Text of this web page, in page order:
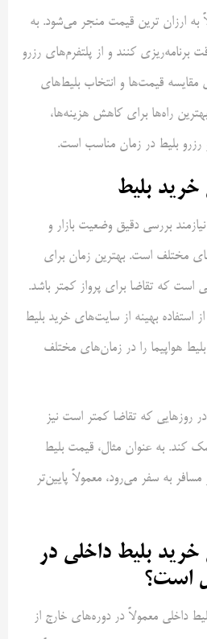
به ارزان ترین قیمت منجر می‌شود. به
برنامه‌ریزی کنند و از پلتفرم‌های رزرو
مقایسه قیمت‌ها و انتخاب بلیط‌های
راه‌ها برای کاهش هزینه‌ها،
رزرو بلیط در زمان مناسب است.
خرید بلیط
نیازمند بررسی دقیق وضعیت بازار و
مختلف است. بهترین زمان برای
است که تقاضا برای پرواز کمتر باشد.
استفاده بهینه از سایت‌های خرید بلیط
بلیط هواپیما را در زمان‌های مختلف
روزهایی که تقاضا کمتر است نیز
کند. به عنوان مثال، قیمت بلیط
به سفر می‌رود، معمولاً پایین‌تر
بلیط داخلی در
است؟
داخلی معمولاً در دوره‌های خارج از